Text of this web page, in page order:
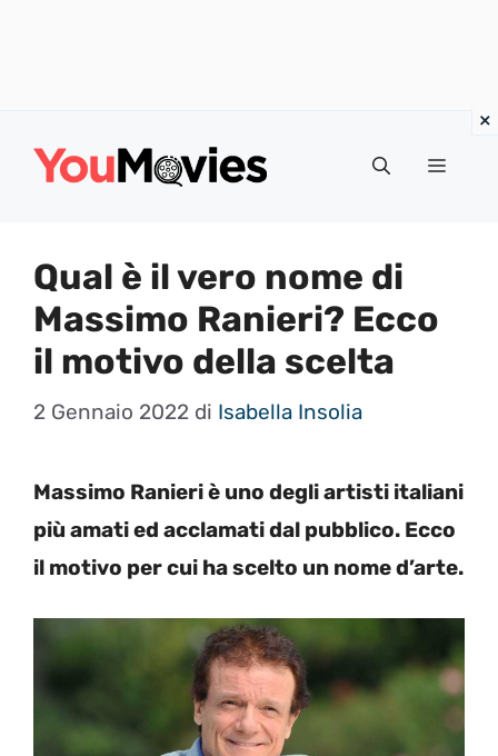
Menu
Qual è il vero nome di
Massimo Ranieri? Ecco
il motivo della scelta
2 Gennaio 2022 di Isabella Insolia
Massimo Ranieri è uno degli artisti italiani
più amati ed acclamati dal pubblico. Ecco
il motivo per cui ha scelto un nome d’arte.